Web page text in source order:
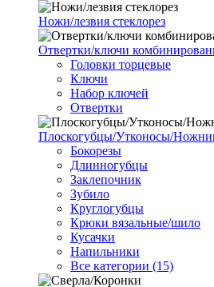
Ножи/лезвия стеклорез
Отвертки/ключи
Головки торцевые
Ключи
Набор ключей
Отвертки
Плоскогубцы/Утконосы/
Бокорезы
Длинногубцы
Заклепочник
Зубило
Круглогубцы
Крюки вязальные/шило
Кусачки
Напильники
Все категории (15)